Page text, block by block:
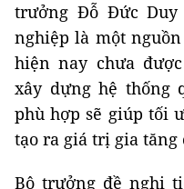
trưởng Đỗ Đức Duy
nghiệp là một
hiện nay chưa
xây dựng hệ thống
phù hợp sẽ giúp tối
tạo ra giá trị gia tăng
Bộ trưởng đề nghị